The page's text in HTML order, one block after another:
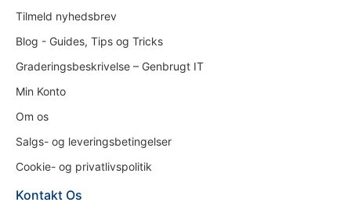
Tilmeld nyhedsbrev
Blog - Guides, Tips og Tricks
Graderingsbeskrivelse – Genbrugt IT
Min Konto
Om os
Salgs- og leveringsbetingelser
Cookie- og privatlivspolitik
Kontakt Os